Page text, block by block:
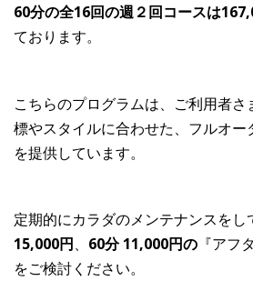
60分の全16回の週２回コースは167,
ております。
こちらのプログラムは、ご利用者さ
標やスタイルに合わせた、フルオー
を提供しています。
定期的にカラダのメンテナンスをし
15,000円、 60分 11,000円の 『アフ
をご検討ください。